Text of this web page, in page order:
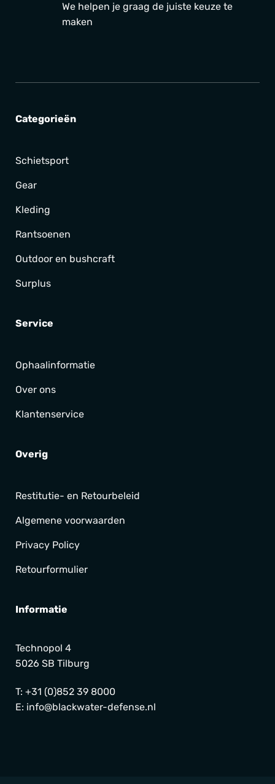
We helpen je graag de juiste keuze te
maken
Categorieën
Schietsport
Gear
Kleding
Rantsoenen
Outdoor en bushcraft
Surplus
Service
Ophaalinformatie
Over ons
Klantenservice
Overig
Restitutie- en Retourbeleid
Algemene voorwaarden
Privacy Policy
Retourformulier
Informatie
Technopol 4
5026 SB Tilburg
T: +31 (0)852 39 8000
E: info@blackwater-defense.nl